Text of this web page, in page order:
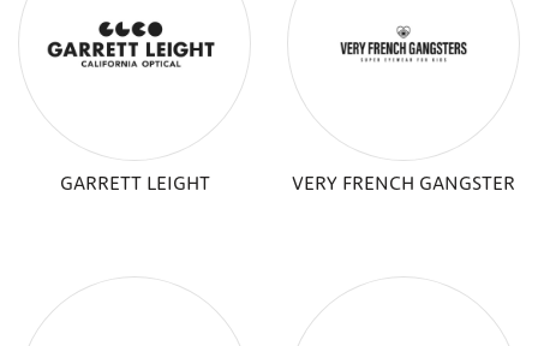
GARRETT LEIGHT VERY FRENCH GANGSTER